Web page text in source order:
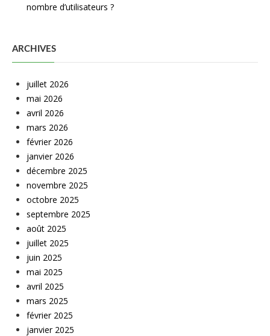
nombre d’utilisateurs ?
ARCHIVES
juillet 2026
mai 2026
avril 2026
mars 2026
février 2026
janvier 2026
décembre 2025
novembre 2025
octobre 2025
septembre 2025
août 2025
juillet 2025
juin 2025
mai 2025
avril 2025
mars 2025
février 2025
janvier 2025